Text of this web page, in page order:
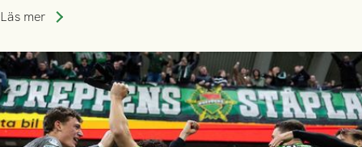
publiksnitt, ett lag med både kollektiv styrka och individuell
Läs mer